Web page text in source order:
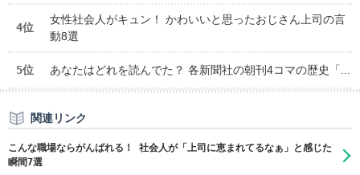
4位
女性社会人がキュン！ かわいいと思ったおじさん上司の言
動8選
5位 あなたはどれを読んでた？ 各新聞社の朝刊4コマの歴史「...
関連リンク
こんな職場ならがんばれる！ 社会人が「上司に恵まれてるなぁ」と感じた
瞬間7選